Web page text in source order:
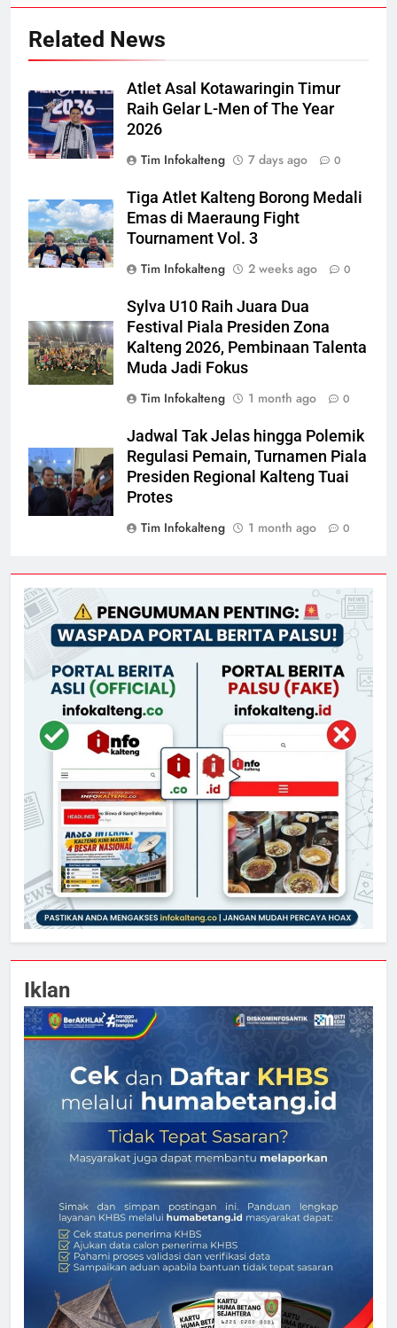
Related News
Atlet Asal Kotawaringin Timur
Raih Gelar L-Men of The Year
2026
Tim Infokalteng
7 days ago 0
Tiga Atlet Kalteng Borong Medali
Emas di Maeraung Fight
Tournament Vol. 3
Tim Infokalteng
2 weeks ago 0
Sylva U10 Raih Juara Dua
Festival Piala Presiden Zona
Kalteng 2026, Pembinaan Talenta
Muda Jadi Fokus
Tim Infokalteng
1 month ago 0
Jadwal Tak Jelas hingga Polemik
Regulasi Pemain, Turnamen Piala
Presiden Regional Kalteng Tuai
Protes
Tim Infokalteng
1 month ago 0
Iklan